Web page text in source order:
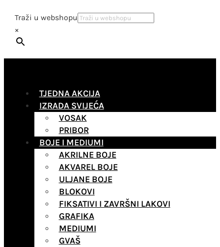
Traži u webshopu
×
TJEDNA AKCIJA
IZRADA SVIJEĆA
VOSAK
PRIBOR
BOJE I MEDIUMI
AKRILNE BOJE
AKVAREL BOJE
ULJANE BOJE
BLOKOVI
FIKSATIVI I ZAVRŠNI LAKOVI
GRAFIKA
MEDIUMI
GVAŠ